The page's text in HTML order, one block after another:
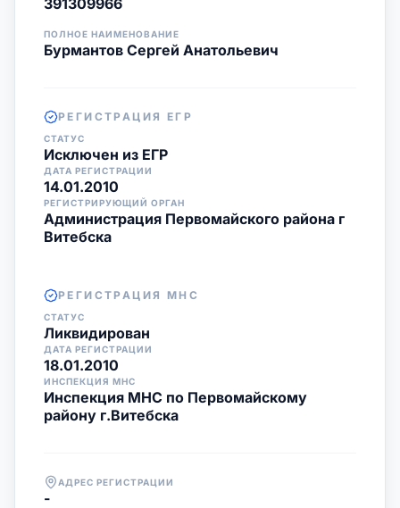
391309966
ПОЛНОЕ НАИМЕНОВАНИЕ
Бурмантов Сергей Анатольевич
РЕГИСТРАЦИЯ ЕГР
СТАТУС
Исключен из ЕГР
ДАТА РЕГИСТРАЦИИ
14.01.2010
РЕГИСТРИРУЮЩИЙ ОРГАН
Администрация Первомайского района г
Витебска
РЕГИСТРАЦИЯ МНС
СТАТУС
Ликвидирован
ДАТА РЕГИСТРАЦИИ
18.01.2010
ИНСПЕКЦИЯ МНС
Инспекция МНС по Первомайскому
району г.Витебска
АДРЕС РЕГИСТРАЦИИ
-